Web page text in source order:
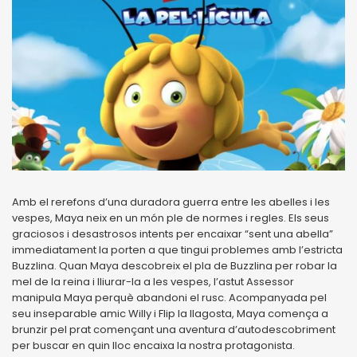
Amb el rerefons d’una duradora guerra entre les abelles i les
vespes, Maya neix en un món ple de normes i regles. Els seus
graciosos i desastrosos intents per encaixar “sent una abella”
immediatament la porten a que tingui problemes amb l’estricta
Buzzlina. Quan Maya descobreix el pla de Buzzlina per robar la
mel de la reina i lliurar-la a les vespes, l’astut Assessor
manipula Maya perquè abandoni el rusc. Acompanyada pel
seu inseparable amic Willy i Flip la llagosta, Maya comença a
brunzir pel prat començant una aventura d’autodescobriment
per buscar en quin lloc encaixa la nostra protagonista.